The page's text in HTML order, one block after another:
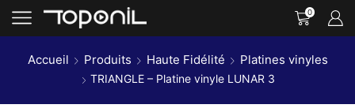
0
Accueil Produits Haute Fidélité Platines vinyles
TRIANGLE – Platine vinyle LUNAR 3